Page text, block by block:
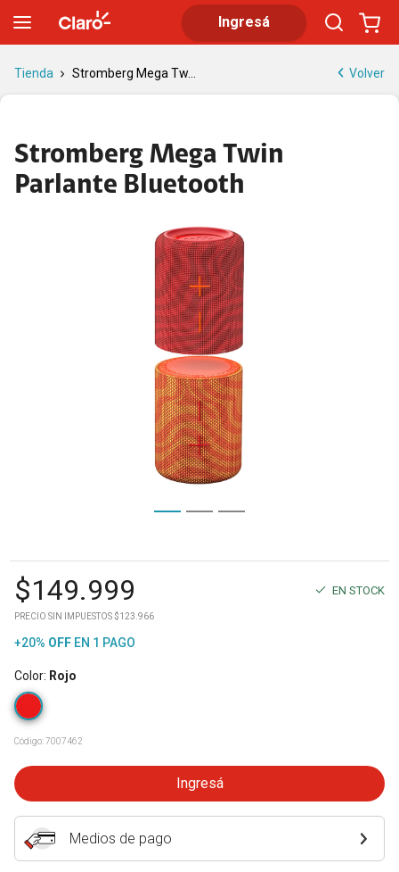
Ingresá
Tienda Stromberg Mega Tw... Volver
Stromberg Mega Twin
Parlante Bluetooth
$149.999 EN STOCK
PRECIO SIN IMPUESTOS $123.966
+20% OFF EN 1 PAGO
Color: Rojo
Código:7007462
Ingresá
Medios de pago
Stromberg Mega Twin Parlante Bluetooth 20W